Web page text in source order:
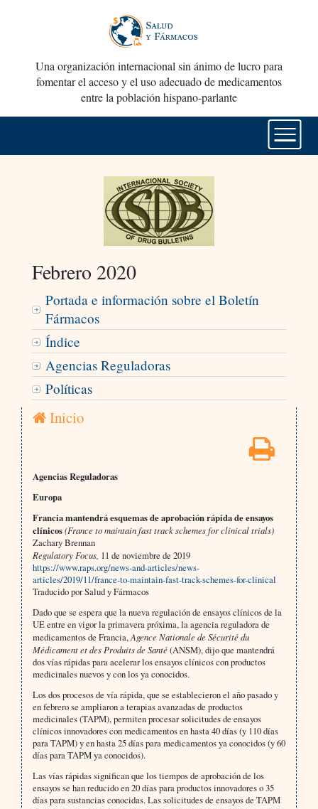
Una organización internacional sin ánimo de lucro para
fomentar el acceso y el uso adecuado de medicamentos
entre la población hispano-parlante
Febrero 2020
Portada e información sobre el Boletín
Fármacos
Índice
Agencias Reguladoras
Políticas
Inicio
Agencias Reguladoras
Europa
Francia mantendrá esquemas de aprobación rápida de ensayos
clínicos(France to maintain fast track schemes for clinical trials)
Zachary Brennan
Regulatory Focus, 11 de noviembre de 2019
https://www.raps.org/news-and-articles/news-
articles/2019/11/france-to-maintain-fast-track-schemes-for-clinical
Traducido por Salud y Fármacos
Dado que se espera que la nueva regulación de ensayos clínicos de la
UE entre en vigor la primavera próxima, la agencia reguladora de
medicamentos de Francia,Agence Nationale de Sécurité du
Médicament et des Produits de Santé(ANSM), dijo que mantendrá
dos vías rápidas para acelerar los ensayos clínicos con productos
medicinales nuevos y con los ya conocidos.
Los dos procesos de vía rápida, que se establecieron el año pasado y
en febrero se ampliaron a terapias avanzadas de productos
medicinales (TAPM), permiten procesar solicitudes de ensayos
clínicos innovadores con medicamentos en hasta 40 días (y 110 días
para TAPM) y en hasta 25 días para medicamentos ya conocidos (y 60
días para TAPM ya conocidos).
Las vías rápidas significan que los tiempos de aprobación de los
ensayos se han reducido en 20 días para productos innovadores o 35
días para sustancias conocidas. Las solicitudes de ensayos de TAPM